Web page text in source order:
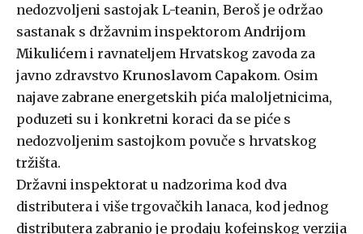
nedozvoljeni sastojak L-teanin, Beroš je održao
sastanak s državnim inspektorom Andrijom
Mikulićem i ravnateljem Hrvatskog zavoda za
javno zdravstvo Krunoslavom Capakom. Osim
najave zabrane energetskih pića maloljetnicima,
poduzeti su i konkretni koraci da se piće s
nedozvoljenim sastojkom povuče s hrvatskog
tržišta.
Državni inspektorat u nadzorima kod dva
distributera i više trgovačkih lanaca, kod jednog
distributera zabranio je prodaju kofeinskog verzija